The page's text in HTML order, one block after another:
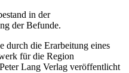
in der
der Befunde.
durch die Erarbeitung eines
für die Region
Lang Verlag veröffentlicht